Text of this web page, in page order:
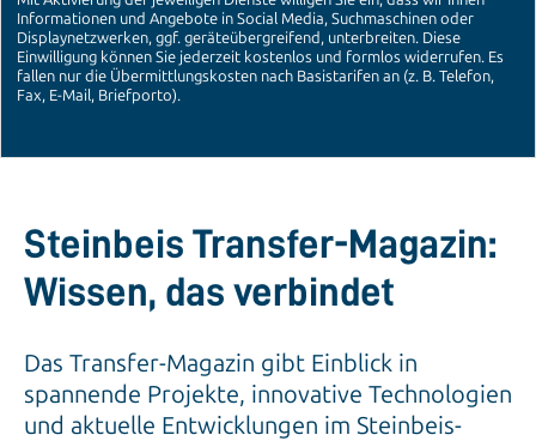
Steinbeis Transfer-Magazin:
Wissen, das verbindet
Das Transfer-Magazin gibt Einblick in
spannende Projekte, innovative Technologien
und aktuelle Entwicklungen im Steinbeis-